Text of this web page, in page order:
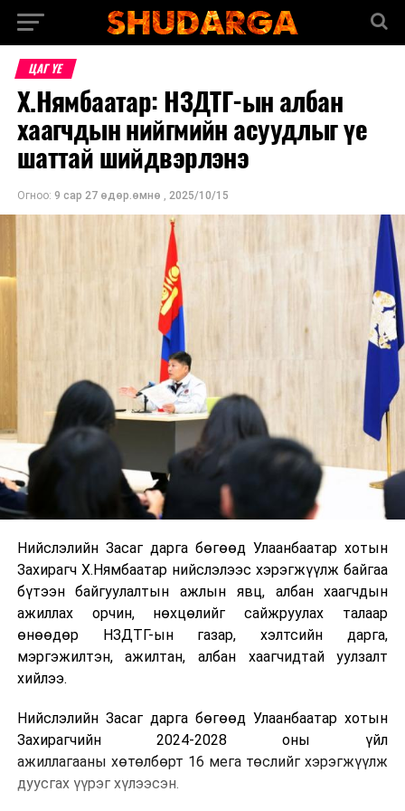
ЦАГ ҮЕ
Х.Нямбаатар: НЗДТГ-ын албан
хаагчдын нийгмийн асуудлыг үе
шаттай шийдвэрлэнэ
Огноо: 9 сар 27 өдөр.өмнө , 2025/10/15
Нийслэлийн Засаг дарга бөгөөд Улаанбаатар хотын
Захирагч Х.Нямбаатар нийслэлээс хэрэгжүүлж байгаа
бүтээн байгуулалтын ажлын явц, албан хаагчдын
ажиллах орчин, нөхцөлийг сайжруулах талаар
өнөөдөр НЗДТГ-ын газар, хэлтсийн дарга,
мэргэжилтэн, ажилтан, албан хаагчидтай уулзалт
хийлээ.
Нийслэлийн Засаг дарга бөгөөд Улаанбаатар хотын
Захирагчийн 2024-2028 оны үйл
ажиллагааны хөтөлбөрт 16 мега төслийг хэрэгжүүлж
дуусгах үүрэг хүлээсэн.